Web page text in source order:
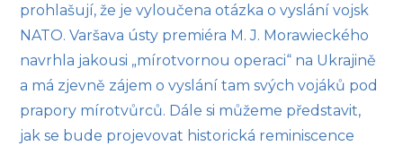
prohlašují, že je vyloučena otázka o vyslání vojsk
NATO. Varšava ústy premiéra M. J. Morawieckého
navrhla jakousi „mírotvornou operaci“ na Ukrajině
a má zjevně zájem o vyslání tam svých vojáků pod
prapory mírotvůrců. Dále si můžeme představit,
jak se bude projevovat historická reminiscence